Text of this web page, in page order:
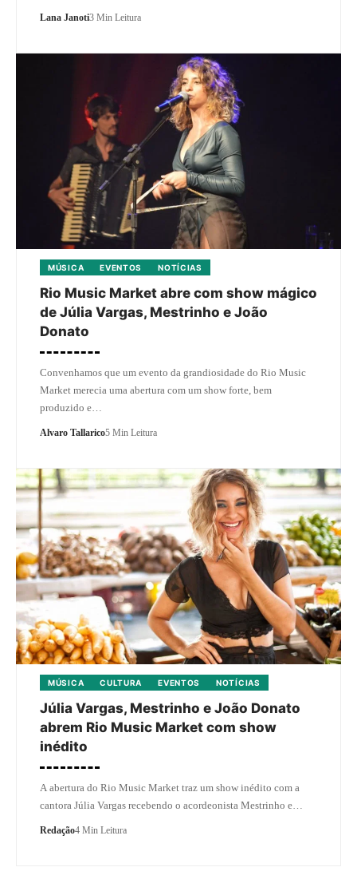
Lana Janoti3 Min Leitura
MÚSICA EVENTOS NOTÍCIAS
Rio Music Market abre com show mágico
de Júlia Vargas, Mestrinho e João
Donato
Convenhamos que um evento da grandiosidade do Rio Music
Market merecia uma abertura com um show forte, bem
produzido e…
Alvaro Tallarico5 Min Leitura
MÚSICA CULTURA EVENTOS NOTÍCIAS
Júlia Vargas, Mestrinho e João Donato
abrem Rio Music Market com show
inédito
A abertura do Rio Music Market traz um show inédito com a
cantora Júlia Vargas recebendo o acordeonista Mestrinho e…
Redação4 Min Leitura